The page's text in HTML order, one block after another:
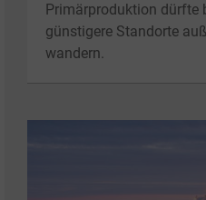
Primärproduktion dürfte
günstigere Standorte
wandern.